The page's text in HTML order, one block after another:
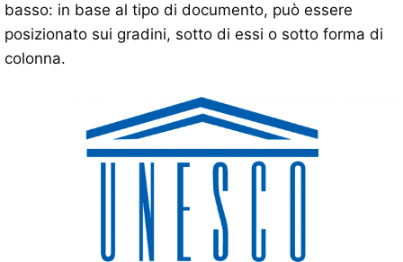
basso: in base al tipo di documento, può essere
posizionato sui gradini, sotto di essi o sotto forma di
colonna.